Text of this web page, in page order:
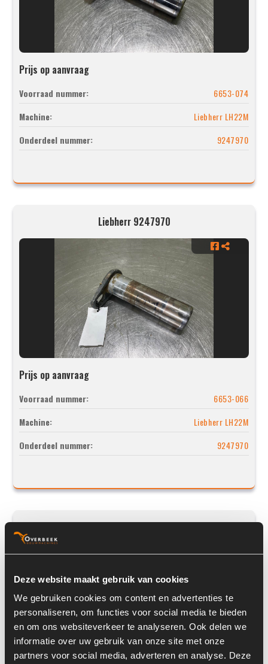
Deze website maakt gebruik van cookies
We gebruiken cookies om content en advertenties te
personaliseren, om functies voor social media te bieden
en om ons websiteverkeer te analyseren. Ook delen we
informatie over uw gebruik van onze site met onze
partners voor social media, adverteren en analyse. Deze
Prijs op aanvraag
Voorraad nummer:
6653-074
Machine:
Liebherr LH22M
Onderdeel nummer:
9247970
Liebherr 9247970
Prijs op aanvraag
Voorraad nummer:
6653-066
Machine:
Liebherr LH22M
Onderdeel nummer:
9247970
Other Partij stempels